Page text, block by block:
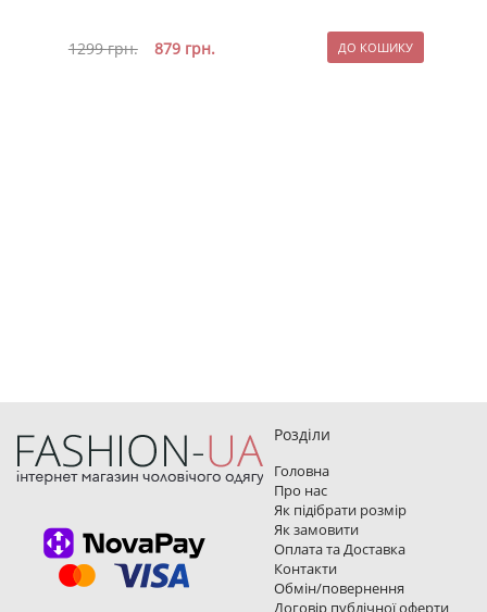
1299грн. 879 грн.
Розділи
Головна
Про нас
Як підібрати розмір
Як замовити
Оплата та Доставка
Контакти
Обмін/повернення
Договір публічної оферти